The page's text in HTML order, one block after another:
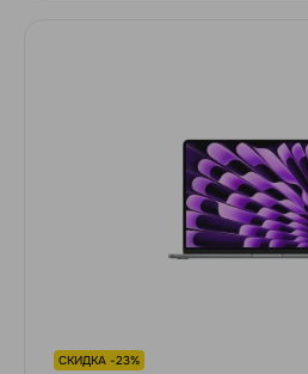
СКИДКА -23%